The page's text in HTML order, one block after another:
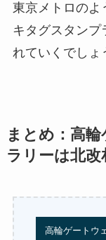
東京メトロのよ
キタグスタンプ
れていくでしょ
まとめ：高
ラリーは北
高輪ゲートウ